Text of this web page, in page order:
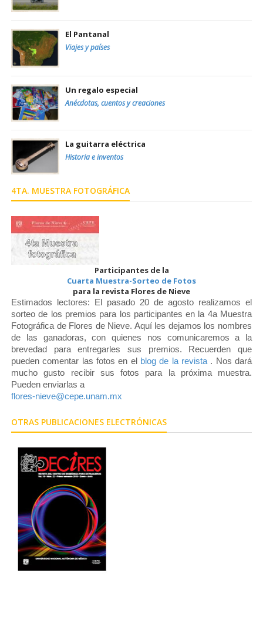
El Pantanal
Viajes y países
Un regalo especial
Anécdotas, cuentos y creaciones
La guitarra eléctrica
Historia e inventos
4TA. MUESTRA FOTOGRÁFICA
Participantes de la
Cuarta Muestra-Sorteo de Fotos
para la revista Flores de Nieve
Estimados lectores: El pasado 20 de agosto realizamos el
sorteo de los premios para los participantes en la 4a Muestra
Fotográfica de Flores de Nieve. Aquí les dejamos los nombres
de las ganadoras, con quienes nos comunicaremos a la
brevedad para entregarles sus premios. Recuerden que
pueden comentar las fotos en el blog de la revista . Nos dará
mucho gusto recibir sus fotos para la próxima muestra.
Pueden enviarlas a
flores-nieve@cepe.unam.mx
OTRAS PUBLICACIONES ELECTRÓNICAS